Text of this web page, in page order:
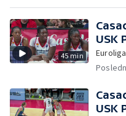
45 min
USK
USK